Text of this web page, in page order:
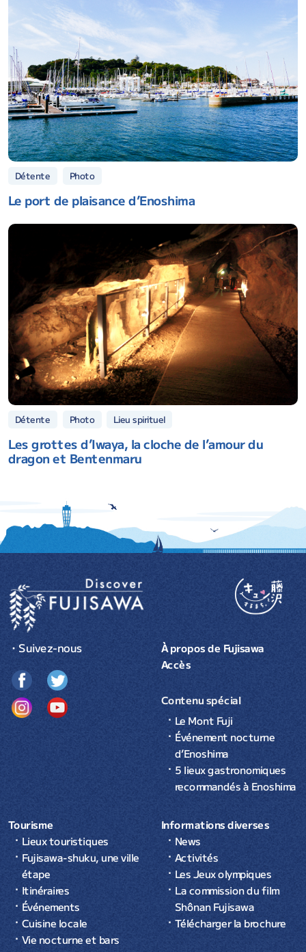
Détente Photo
Le port de plaisance d’Enoshima
Détente Photo Lieu spirituel
Les grottes d’Iwaya, la cloche de l’amour du
dragon et Bentenmaru
À propos de Fujisawa
Accès
Contenu spécial
Le Mont Fuji
Événement nocturne
d’Enoshima
5 lieux gastronomiques
recommandés à Enoshima
Tourisme
Lieux touristiques
Fujisawa-shuku, une ville
étape
Itinéraires
Événements
Cuisine locale
Vie nocturne et bars
Informations diverses
News
Activités
Les Jeux olympiques
La commission du film
Shônan Fujisawa
Télécharger la brochure
・Suivez-nous